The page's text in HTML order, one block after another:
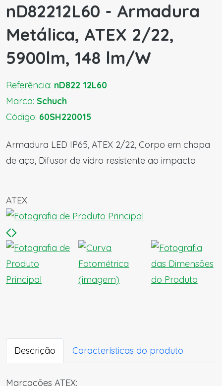
nD82212L60 - Armadura
Metálica, ATEX 2/22,
5900lm, 148 lm/W
Referência: nD822 12L60
Marca: Schuch
Código: 60SH220015
Armadura LED IP65, ATEX 2/22, Corpo em chapa
de aço, Difusor de vidro resistente ao impacto
ATEX
Descrição Características do produto
Marcações ATEX: